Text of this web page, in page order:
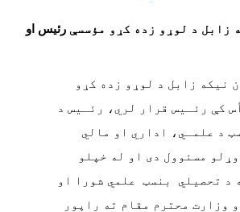
زابل د لوړو زده کړو مؤسسې رئیس او
نیکه زابل د لوړو زده کړو
کې رئـیس قرار لري، رئـیس د
د علمـي، اداري او مالي
مسئوول دی او له خپلو
د تحصیلي بنسټ علمي شورا او
وزارت محترم مقام ته راپور